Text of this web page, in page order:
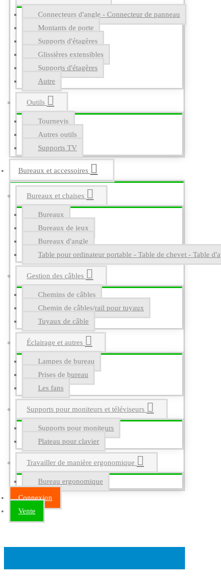
Connecteurs d'angle - Connecteur de panneau
Montants de porte
Supports d'étagères
Glissières extensibles
Supports d'étagères
Autre
Outils
Tournevis
Autres outils
Supports TV
Bureaux et accessoires
Bureaux et chaises
Bureaux
Bureaux de jeux
Bureaux d'angle
Table pour ordinateur portable - Table de chevet - Table
Gestion des câbles
Chemins de câbles
Chemin de câbles/rail pour tuyaux
Tuyaux de câble
Éclairage et autres
Lampes de bureau
Prises de bureau
Les fans
Supports pour moniteurs et téléviseurs
Supports pour moniteurs
Plateau pour clavier
Travailler de manière ergonomique
Bureau ergonomique
Connexion
Vente